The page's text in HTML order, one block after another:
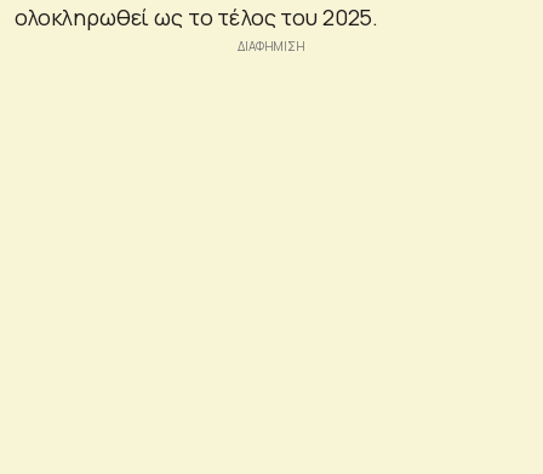
ολοκληρωθεί ως το τέλος του 2025.